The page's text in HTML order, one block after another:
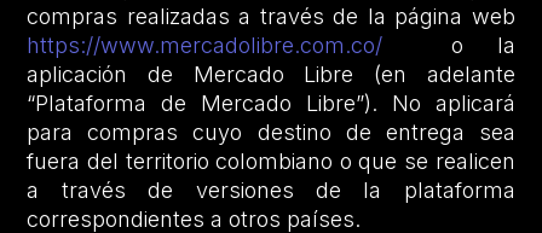
compras realizadas a través de la página web
https://www.mercadolibre.com.co/ o la
aplicación de Mercado Libre (en adelante
“Plataforma de Mercado Libre”). No aplicará
para compras cuyo destino de entrega sea
fuera del territorio colombiano o que se realicen
a través de versiones de la plataforma
correspondientes a otros países.